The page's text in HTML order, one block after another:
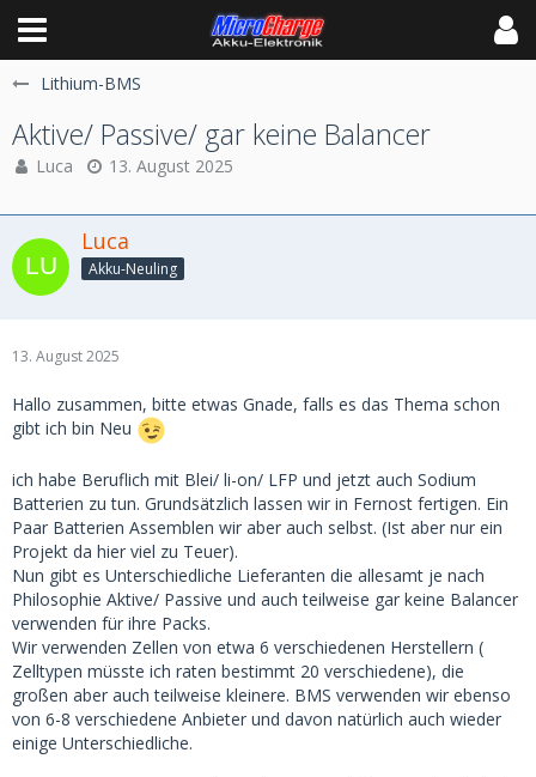
Lithium-BMS
Aktive/ Passive/ gar keine Balancer
Luca 13. August 2025
Luca
Akku-Neuling
13. August 2025
Hallo zusammen, bitte etwas Gnade, falls es das Thema schon
gibt ich bin Neu
ich habe Beruflich mit Blei/ li-on/ LFP und jetzt auch Sodium
Batterien zu tun. Grundsätzlich lassen wir in Fernost fertigen. Ein
Paar Batterien Assemblen wir aber auch selbst. (Ist aber nur ein
Projekt da hier viel zu Teuer).
Nun gibt es Unterschiedliche Lieferanten die allesamt je nach
Philosophie Aktive/ Passive und auch teilweise gar keine Balancer
verwenden für ihre Packs.
Wir verwenden Zellen von etwa 6 verschiedenen Herstellern (
Zelltypen müsste ich raten bestimmt 20 verschiedene), die
großen aber auch teilweise kleinere. BMS verwenden wir ebenso
von 6-8 verschiedene Anbieter und davon natürlich auch wieder
einige Unterschiedliche.